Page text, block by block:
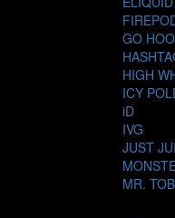
GO
HIGH
ICY
iD
IVG
JUST
MR.